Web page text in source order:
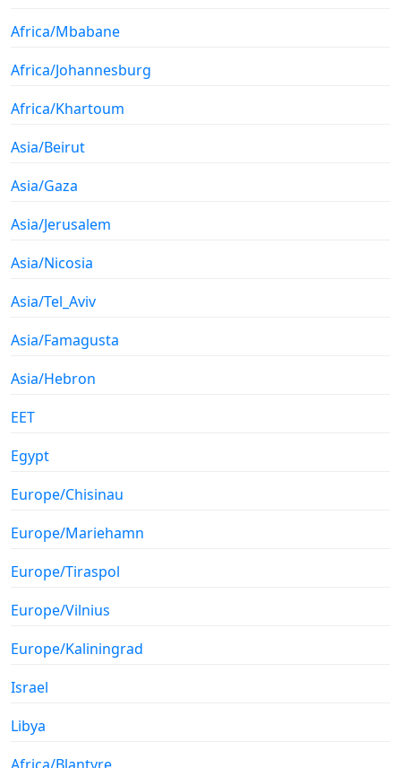
Africa/Mbabane
Africa/Johannesburg
Africa/Khartoum
Asia/Beirut
Asia/Gaza
Asia/Jerusalem
Asia/Nicosia
Asia/Tel_Aviv
Asia/Famagusta
Asia/Hebron
EET
Egypt
Europe/Chisinau
Europe/Mariehamn
Europe/Tiraspol
Europe/Vilnius
Europe/Kaliningrad
Israel
Libya